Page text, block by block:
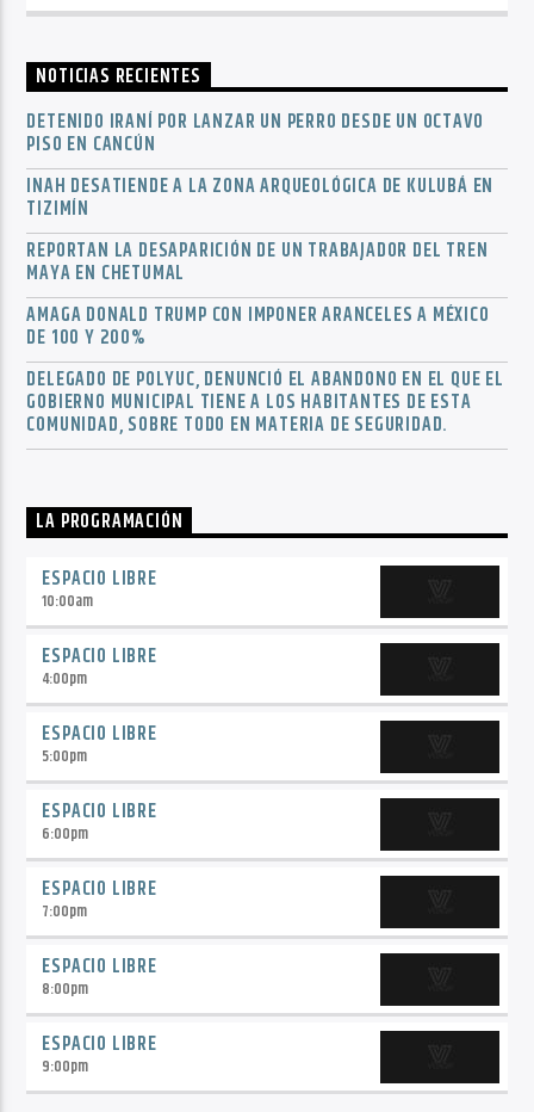
NOTICIAS RECIENTES
DETENIDO IRANÍ POR LANZAR UN PERRO DESDE UN OCTAVO
PISO EN CANCÚN
INAH DESATIENDE A LA ZONA ARQUEOLÓGICA DE KULUBÁ EN
TIZIMÍN
REPORTAN LA DESAPARICIÓN DE UN TRABAJADOR DEL TREN
MAYA EN CHETUMAL
AMAGA DONALD TRUMP CON IMPONER ARANCELES A MÉXICO
DE 100 Y 200%
DELEGADO DE POLYUC, DENUNCIÓ EL ABANDONO EN EL QUE EL
GOBIERNO MUNICIPAL TIENE A LOS HABITANTES DE ESTA
COMUNIDAD, SOBRE TODO EN MATERIA DE SEGURIDAD.
LA PROGRAMACIÓN
ESPACIO LIBRE
10:00am
ESPACIO LIBRE
4:00pm
ESPACIO LIBRE
5:00pm
ESPACIO LIBRE
6:00pm
ESPACIO LIBRE
7:00pm
ESPACIO LIBRE
8:00pm
ESPACIO LIBRE
9:00pm